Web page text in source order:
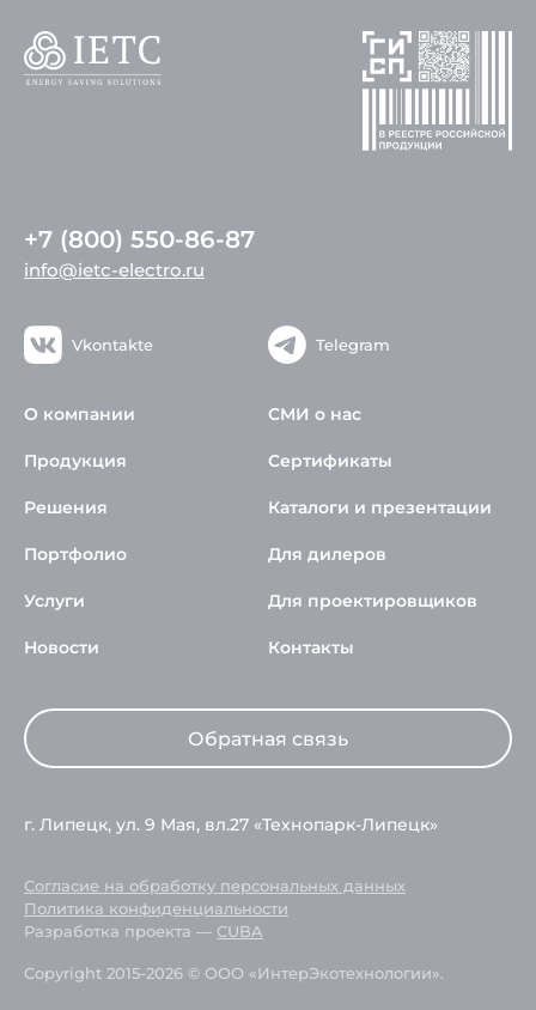
+7 (800) 550-86-87
info@ietc-electro.ru
Vkontakte Telegram
О компании
Продукция
Решения
Портфолио
Услуги
Новости
СМИ о нас
Сертификаты
Каталоги и презентации
Для дилеров
Для проектировщиков
Контакты
Обратная связь
г. Липецк, ул. 9 Мая, вл.27 «Технопарк-Липецк»
Согласие на обработку персональных данных
Политика конфиденциальности
Разработка проекта — CUBA
Copyright 2015-2026 © ООО «ИнтерЭкотехнологии».